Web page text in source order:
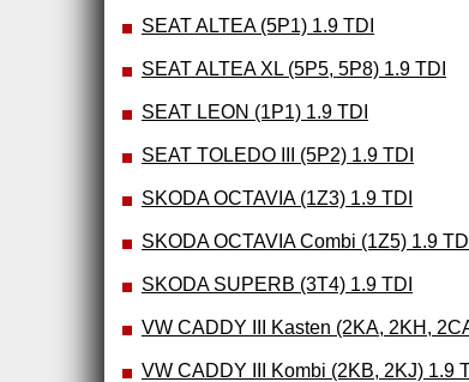
SEAT ALTEA (5P1) 1.9 TDI
SEAT ALTEA XL (5P5, 5P8) 1.9 TDI
SEAT LEON (1P1) 1.9 TDI
SEAT TOLEDO III (5P2) 1.9 TDI
SKODA OCTAVIA (1Z3) 1.9 TDI
SKODA OCTAVIA Combi (1Z5) 1.9
SKODA SUPERB (3T4) 1.9 TDI
VW CADDY III Kasten (2KA, 2KH,
VW CADDY III Kombi (2KB, 2KJ) 1.9